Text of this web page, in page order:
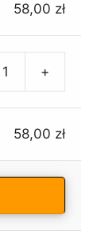
58,00 zł
+
58,00 zł